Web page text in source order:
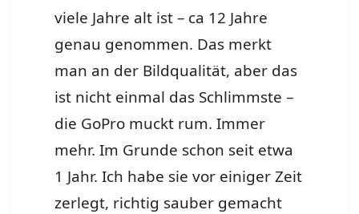
viele Jahre alt ist – ca 12 Jahre
genau genommen. Das merkt
man an der Bildqualität, aber das
ist nicht einmal das Schlimmste –
die GoPro muckt rum. Immer
mehr. Im Grunde schon seit etwa
1 Jahr. Ich habe sie vor einiger Zeit
zerlegt, richtig sauber gemacht